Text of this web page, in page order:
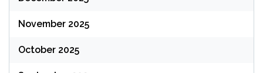
November 2025
October 2025